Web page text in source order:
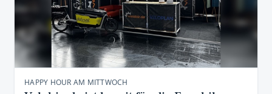
HAPPY HOUR AM MITTWOCH